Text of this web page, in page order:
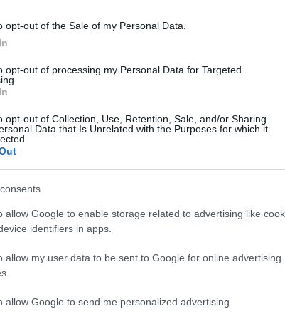
opt-out of the Sale of my Personal Data.
opt-out of processing my Personal Data for Targeted
opt-out of Collection, Use, Retention, Sale, and/or Sharing
Data that Is Unrelated with the Purposes for which it
allow Google to enable storage related to advertising like
identifiers in apps.
allow my user data to be sent to Google for online advertising
allow Google to send me personalized advertising.
che succederà se viene dato loro l’ordine di
fermarli…
folla con l’auto, del quale, tra l’altro, non se ne sa
altrimenti incomprensibili… mai che l’attentatore
un testimone di Geova… sempre islamici sono.